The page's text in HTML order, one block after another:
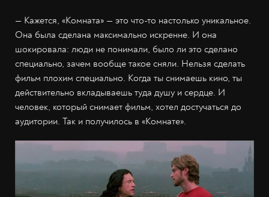
— Кажется, «Комната» — это что-то настолько уникальное.
Она была сделана максимально искренне. И она
шокировала: люди не понимали, было ли это сделано
специально, зачем вообще такое сняли. Нельзя сделать
фильм плохим специально. Когда ты снимаешь кино, ты
действительно вкладываешь туда душу и сердце. И
человек, который снимает фильм, хотел достучаться до
аудитории. Так и получилось в «Комнате».